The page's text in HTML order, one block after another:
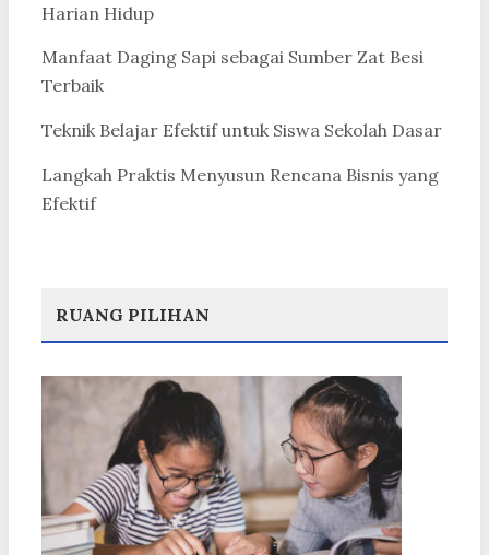
Harian Hidup
Manfaat Daging Sapi sebagai Sumber Zat Besi
Terbaik
Teknik Belajar Efektif untuk Siswa Sekolah Dasar
Langkah Praktis Menyusun Rencana Bisnis yang
Efektif
RUANG PILIHAN